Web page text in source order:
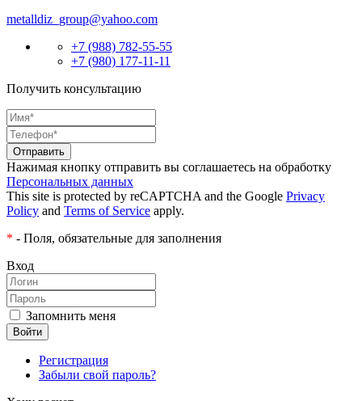
metalldiz_group@yahoo.com
+7 (988) 782-55-55
+7 (980) 177-11-11
Получить консультацию
Нажимая кнопку отправить вы соглашаетесь на обработку
Персональных данных
This site is protected by reCAPTCHA and the Google Privacy
Policy and Terms of Service apply.
* - Поля, обязательные для заполнения
Вход
Запомнить меня
Регистрация
Забыли свой пароль?